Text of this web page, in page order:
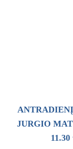
JURGIO